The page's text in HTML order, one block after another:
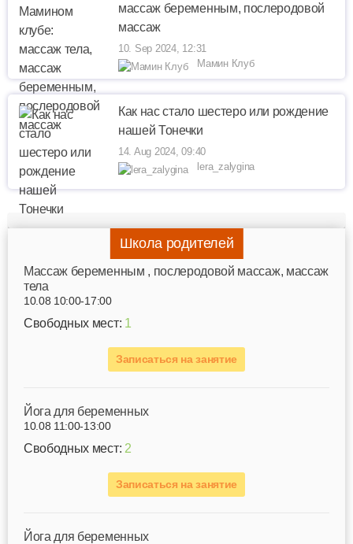
массаж беременным, послеродовой
массаж
10. Sep 2024, 12:31
Мамин Клуб
Как нас стало шестеро или рождение
нашей Тонечки
14. Aug 2024, 09:40
lera_zalygina
Школа родителей
Mассаж беременным , послеродовой массаж, массаж
тела
10.08 10:00-17:00
Свободных мест: 1
Записаться на занятие
Йога для беременных
10.08 11:00-13:00
Свободных мест: 2
Записаться на занятие
Йога для беременных